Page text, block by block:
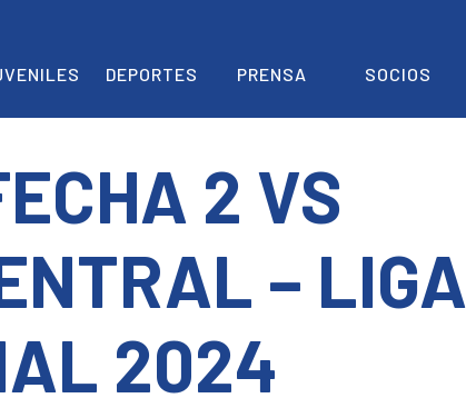
DEPORTES PRENSA SOCIOS
2 VS
– LIGA
2024